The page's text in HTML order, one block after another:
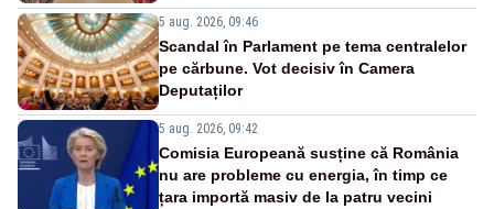
5 aug. 2026, 09:46
Scandal în Parlament pe tema centralelor
pe cărbune. Vot decisiv în Camera
Deputaților
5 aug. 2026, 09:42
Comisia Europeană susține că România
nu are probleme cu energia, în timp ce
țara importă masiv de la patru vecini